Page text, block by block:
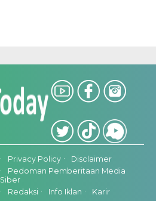
Privacy Policy
Disclaimer
Pedoman Pemberitaan Media
Siber
Redaksi
Info Iklan Karir